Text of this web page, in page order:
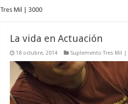
Tres Mil | 3000
La vida en Actuación
18 octubre, 2014 Suplemento Tres Mil |